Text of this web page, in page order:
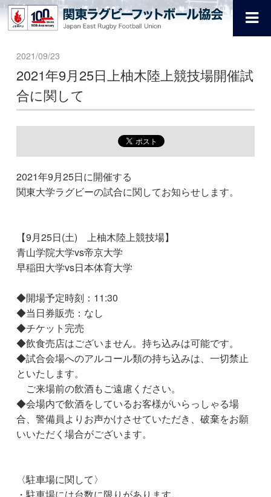
2021/09/23
2021年9月25日上柚木陸上競技場開催試
合に関して
2021年9月25日に開催する
関東大学ラグビーの試合に関してお知らせします。
【9月25日(土) 上柚木陸上競技場】
青山学院大学vs帝京大学
早稲田大学vs日本体育大学
◆開場予定時刻：11:30
◆当日券販売：なし
◆チケット完売
◆飲食売店はございません。持ち込みは可能です。
◆試合会場へのアルコール類の持ち込みは、一切禁止
といたします。
ご来場前の飲酒もご遠慮ください。
◆会場内で飲酒をしているお客様がいらっしゃる場
合、警備員よりお声かけさせていただき、破棄をお願
いいただく場合がございます。
〈駐車場に関して〉